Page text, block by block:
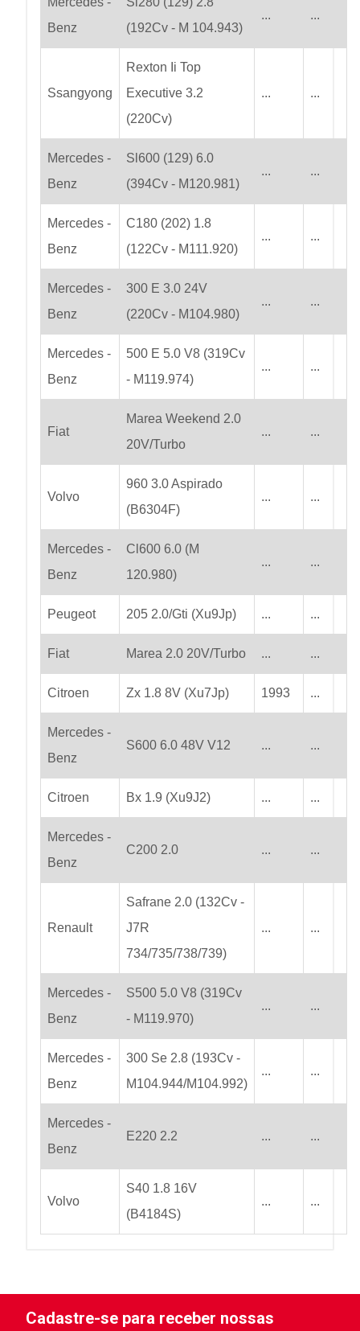
Benz
(192Cv - M 104.943)
... ...
Ssangyong
Rexton Ii Top
Executive 3.2
(220Cv)
... ...
Mercedes -
Benz
Sl600 (129) 6.0
(394Cv - M120.981)
... ...
Mercedes -
Benz
C180 (202) 1.8
(122Cv - M111.920)
... ...
Mercedes -
Benz
300 E 3.0 24V
(220Cv - M104.980)
... ...
Mercedes -
Benz
500 E 5.0 V8 (319Cv
- M119.974)
... ...
Fiat
Marea Weekend 2.0
20V/Turbo
... ...
Volvo
960 3.0 Aspirado
(B6304F)
... ...
Mercedes -
Benz
Cl600 6.0 (M
120.980)
... ...
Peugeot 205 2.0/Gti (Xu9Jp) ... ...
Fiat Marea 2.0 20V/Turbo ... ...
Citroen Zx 1.8 8V (Xu7Jp) 1993 ...
Mercedes -
Benz
S600 6.0 48V V12 ... ...
Citroen Bx 1.9 (Xu9J2) ... ...
Mercedes -
Benz
C200 2.0 ... ...
Renault
Safrane 2.0 (132Cv -
J7R
734/735/738/739)
... ...
Mercedes -
Benz
S500 5.0 V8 (319Cv
- M119.970)
... ...
Mercedes -
Benz
300 Se 2.8 (193Cv -
M104.944/M104.992)
... ...
Mercedes -
Benz
E220 2.2 ... ...
Volvo
S40 1.8 16V
(B4184S)
... ...
Cadastre-se para receber nossas